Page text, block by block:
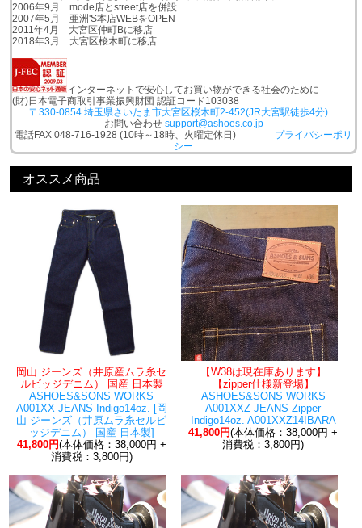
2006年9月 mode店とstreet店を併設
2007年5月 亜洲'S本店WEBをOPEN
2011年4月 大宮区仲町Bに移店
2018年3月 大宮区桜木町に移店
インターネットで安心してお買い物ができる社会のために
(財)日本電子商取引事業振興財団 認証コード103038
〒330-0854 埼玉県さいたま市大宮区桜木町2-452(JR大宮駅徒歩4分)
お問い合わせ support@ashoes.co.jp
電話FAX 048-716-1928 (10時～18時、火曜定休日) プライバシーポリ
シー
オススメ商品
岡山 ジーンズ（井原産ムラ糸セ
ルビッジデニム） 国産 日本製
ASHOES&SONS WORKS
A001XX JEANS Indigo14oz. [岡
山 ジーンズ（井原ムラ糸セルビ
ッジデニム） 国産 日本製]
41,800円(本体価格：38,000円 +
消費税：3,800円)
【W38は現在庫あります】
【zipper仕様新登場】
ASHOES&SONS WORKS
A001XXZ JEANS Zipper
Indigo14oz. A001XXZ14IBARA
41,800円(本体価格：38,000円 +
消費税：3,800円)